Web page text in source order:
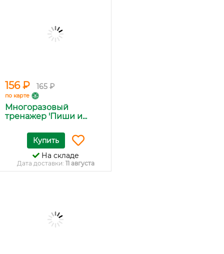
156 ₽ 165 ₽
по карте
Многоразовый
тренажер 'Пиши и...
Купить
На складе
Дата доставки: 11 августа